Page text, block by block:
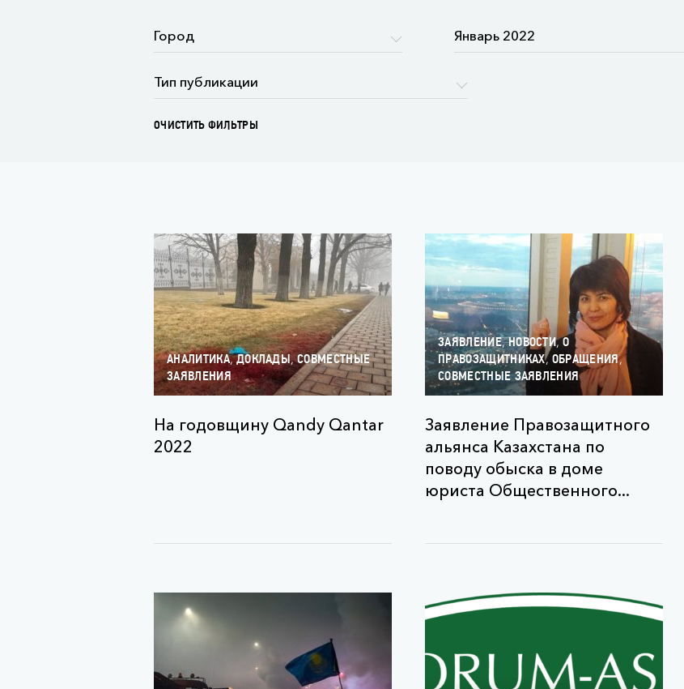
ОЧИСТИТЬ ФИЛЬТРЫ
АНАЛИТИКА,ДОКЛАДЫ,СОВМЕСТНЫЕ
ЗАЯВЛЕНИЯ
На годовщину Qandy Qantar
2022
ЗАЯВЛЕНИЕ,НОВОСТИ,О
ПРАВОЗАЩИТНИКАХ,ОБРАЩЕНИЯ,
СОВМЕСТНЫЕ ЗАЯВЛЕНИЯ
Заявление Правозащитного
альянса Казахстана по
поводу обыска в доме
юриста Общественного...